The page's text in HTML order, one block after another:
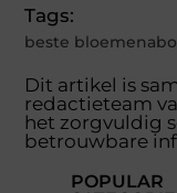
Tags:
beste
Dit artikel is
redactieteam
het zorgvuldig
betrouwbare
POPULAR